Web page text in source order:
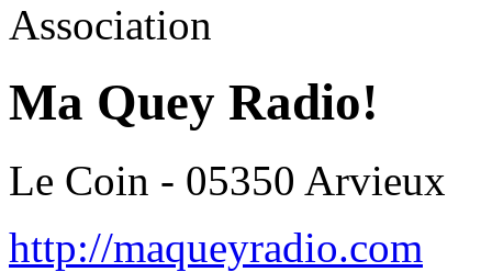
Association
Ma Quey Radio!
Le Coin - 05350 Arvieux
http://maqueyradio.com